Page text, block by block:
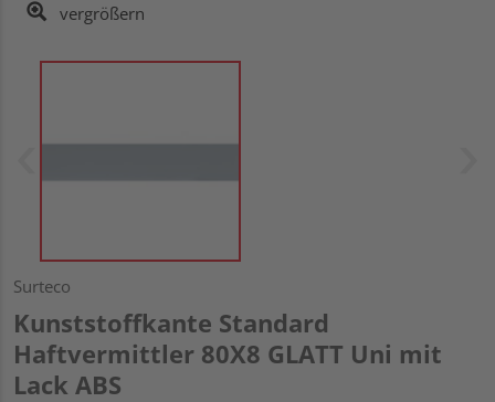
vergrößern
Surteco
Kunststoffkante Standard
Haftvermittler 80X8 GLATT Uni mit
Lack ABS